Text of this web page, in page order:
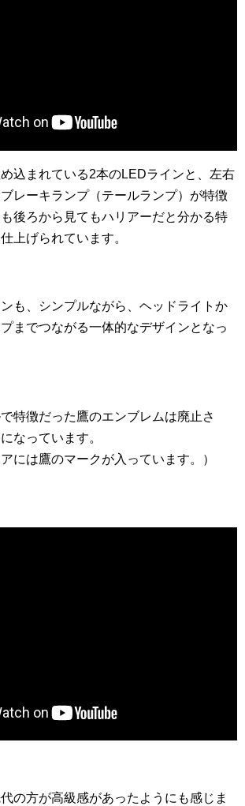
込まれている2本のLEDラインと、左右
レーキランプ（テールランプ）が特徴
後ろから見てもハリアーだと分かる特
上げられています。
も、シンプルながら、ヘッドライトか
までつながる一体的なデザインとなっ
特徴だった鷹のエンブレムは廃止さ
なっています。
には鷹のマークが入っています。）
の方が高級感があったようにも感じま